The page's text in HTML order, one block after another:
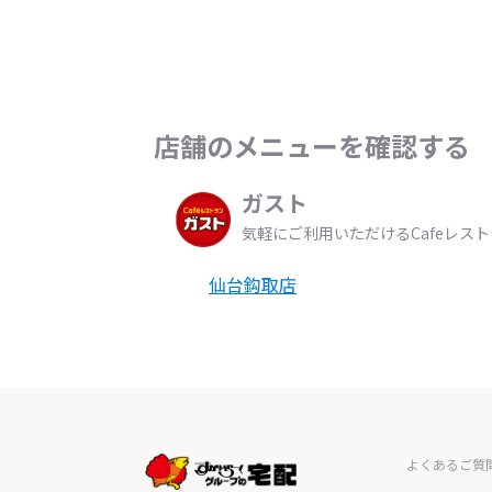
店舗のメニューを確認する
ガスト
気軽にご利用いただけるCafeレス
仙台鈎取店
よくあるご質